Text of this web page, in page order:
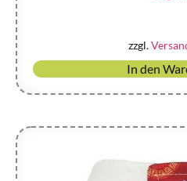
zzgl.
In den